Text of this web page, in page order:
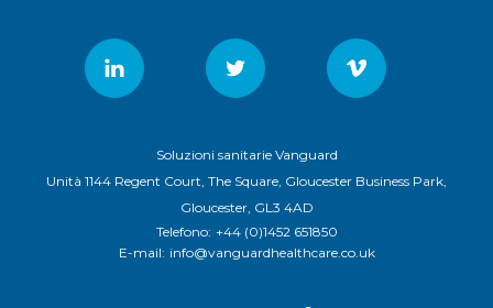
Soluzioni sanitarie Vanguard
Unità 1144 Regent Court, The Square, Gloucester Business Park,
Gloucester, GL3 4AD
Telefono: +44 (0)1452 651850
E-mail: info@vanguardhealthcare.co.uk